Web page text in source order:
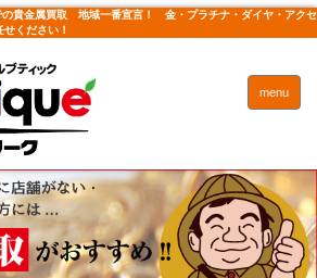
貴金属買取 地域一番宣言！ 金・プラチナ・ダイヤ・アクセ
ください！
menu